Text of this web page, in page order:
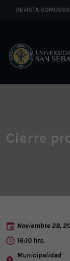
REVISTA SOMUSS
Cierre
Noviembre 28,
16:10 hrs.
Municipalidad